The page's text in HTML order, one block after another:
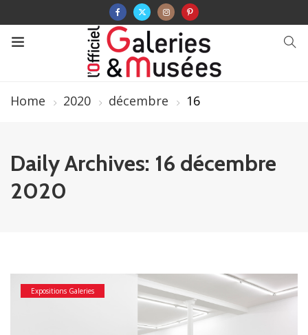
Home 2020 décembre 16
Daily Archives: 16 décembre
2020
Expositions Galeries